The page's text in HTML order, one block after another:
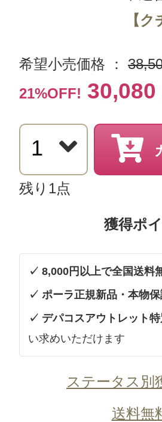
【
希望小売価格 ：
21%OFF! 30,080
残り1点
獲得ポ
✓ 8,000円以上で全国送料
✓ ポーラ正規新品・本物
✓ デパコスアウトレット
い求めいただけます
ステータス
送料無